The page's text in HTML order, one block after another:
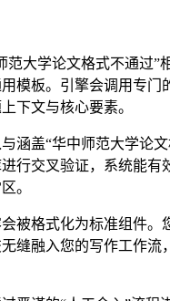
范大学论文格式不通过”
模板。引擎会调用专门
下文与核心要素。
涵盖“华中师范大学论
行交叉验证，系统能有
。
被格式化为标准组件。
缝融入您的写作工作流